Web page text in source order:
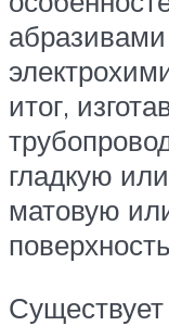
итог,
гладкую
матовую